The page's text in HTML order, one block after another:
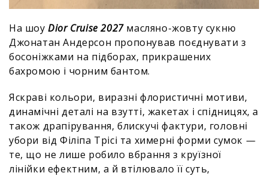
На шоуDior Cruise 2027масляно-жовту сукню
Джонатан Андерсон пропонував поєднувати з
босоніжками на підборах, прикрашених
бахромою і чорним бантом.
Яскраві кольори, виразні флористичні мотиви,
динамічні деталі на взутті, жакетах і спідницях, а
також драпірування, блискучі фактури, головні
убори від Філіпа Трісі та химерні форми сумок —
те, що не лише робило вбрання з круїзної
лінійки ефектним, а й втілювало її суть,